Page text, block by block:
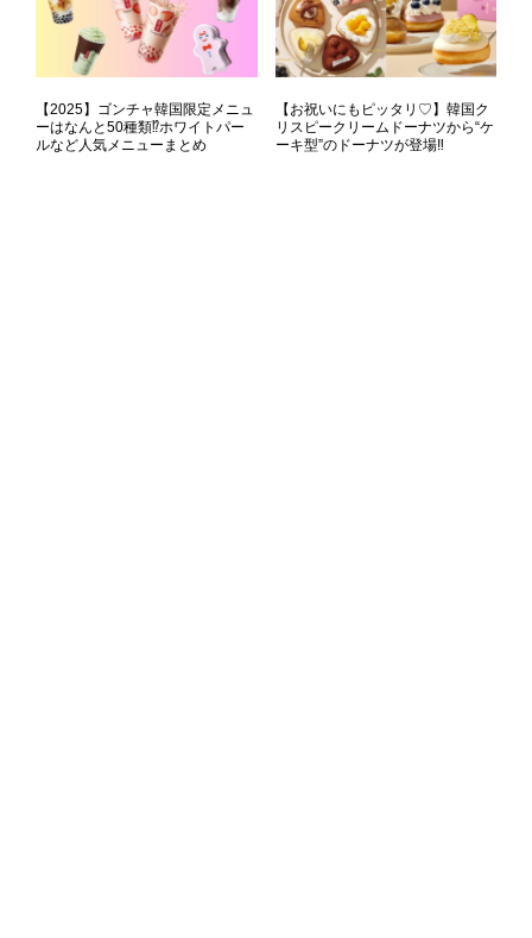
【2025】ゴンチャ韓国限定メニュ
ーはなんと50種類⁉ホワイトパー
ルなど人気メニューまとめ
【お祝いにもピッタリ♡】韓国ク
リスピークリームドーナツから“ケ
ーキ型”のドーナツが登場‼